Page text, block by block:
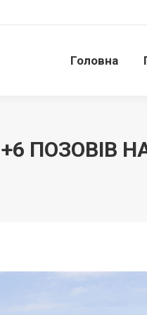
Головна
+6 ПОЗОВІВ
Головна